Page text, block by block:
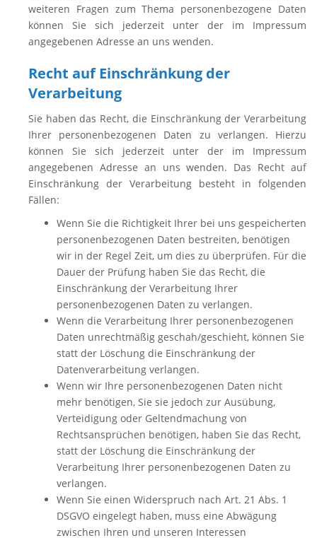
weiteren Fragen zum Thema personenbezogene Daten
können Sie sich jederzeit unter der im Impressum
angegebenen Adresse an uns wenden.
Recht auf Einschränkung der
Verarbeitung
Sie haben das Recht, die Einschränkung der Verarbeitung
Ihrer personenbezogenen Daten zu verlangen. Hierzu
können Sie sich jederzeit unter der im Impressum
angegebenen Adresse an uns wenden. Das Recht auf
Einschränkung der Verarbeitung besteht in folgenden
Fällen:
Wenn Sie die Richtigkeit Ihrer bei uns gespeicherten
personenbezogenen Daten bestreiten, benötigen
wir in der Regel Zeit, um dies zu überprüfen. Für die
Dauer der Prüfung haben Sie das Recht, die
Einschränkung der Verarbeitung Ihrer
personenbezogenen Daten zu verlangen.
Wenn die Verarbeitung Ihrer personenbezogenen
Daten unrechtmäßig geschah/geschieht, können Sie
statt der Löschung die Einschränkung der
Datenverarbeitung verlangen.
Wenn wir Ihre personenbezogenen Daten nicht
mehr benötigen, Sie sie jedoch zur Ausübung,
Verteidigung oder Geltendmachung von
Rechtsansprüchen benötigen, haben Sie das Recht,
statt der Löschung die Einschränkung der
Verarbeitung Ihrer personenbezogenen Daten zu
verlangen.
Wenn Sie einen Widerspruch nach Art. 21 Abs. 1
DSGVO eingelegt haben, muss eine Abwägung
zwischen Ihren und unseren Interessen